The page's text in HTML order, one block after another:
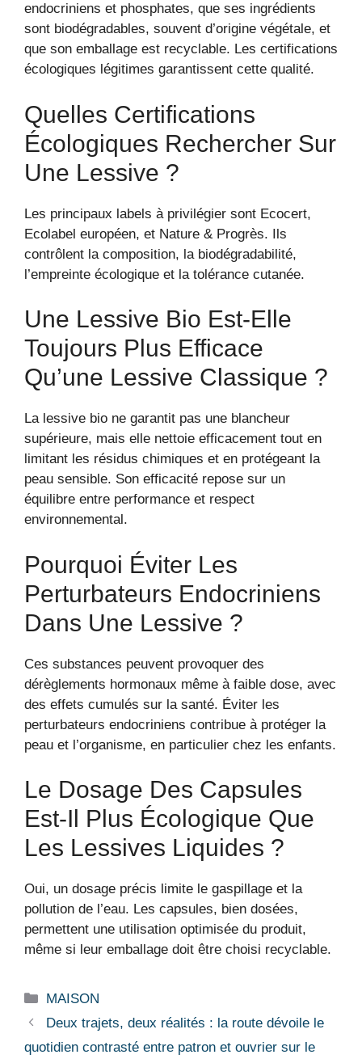
endocriniens et phosphates, que ses ingrédients
sont biodégradables, souvent d’origine végétale, et
que son emballage est recyclable. Les certifications
écologiques légitimes garantissent cette qualité.
Quelles Certifications
Écologiques Rechercher Sur
Une Lessive ?
Les principaux labels à privilégier sont Ecocert,
Ecolabel européen, et Nature & Progrès. Ils
contrôlent la composition, la biodégradabilité,
l’empreinte écologique et la tolérance cutanée.
Une Lessive Bio Est-Elle
Toujours Plus Efficace
Qu’une Lessive Classique ?
La lessive bio ne garantit pas une blancheur
supérieure, mais elle nettoie efficacement tout en
limitant les résidus chimiques et en protégeant la
peau sensible. Son efficacité repose sur un
équilibre entre performance et respect
environnemental.
Pourquoi Éviter Les
Perturbateurs Endocriniens
Dans Une Lessive ?
Ces substances peuvent provoquer des
dérèglements hormonaux même à faible dose, avec
des effets cumulés sur la santé. Éviter les
perturbateurs endocriniens contribue à protéger la
peau et l’organisme, en particulier chez les enfants.
Le Dosage Des Capsules
Est-Il Plus Écologique Que
Les Lessives Liquides ?
Oui, un dosage précis limite le gaspillage et la
pollution de l’eau. Les capsules, bien dosées,
permettent une utilisation optimisée du produit,
même si leur emballage doit être choisi recyclable.
Catégories
MAISON
Deux trajets, deux réalités : la route dévoile le
quotidien contrasté entre patron et ouvrier sur le